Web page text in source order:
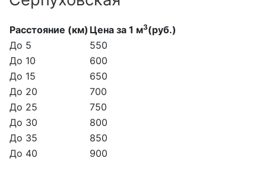
Расстояние (км) Цена за 1 м3(руб.)
До 5
550
До 10
600
До 15
650
До 20
700
До 25
750
До 30
800
До 35
850
До 40
900